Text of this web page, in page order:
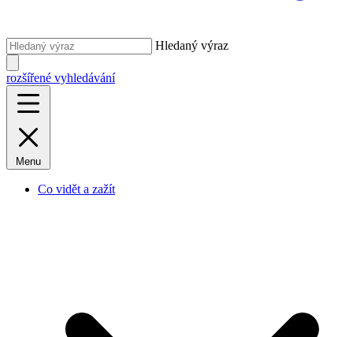
Hledaný výraz
rozšířené vyhledávání
Menu
Co vidět a zažít